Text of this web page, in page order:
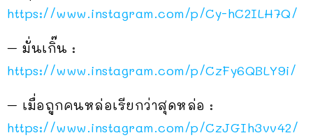
https://www.instagram.com/p/Cy-hC2ILH7Q/
– มั่นเกิ๊น :
https://www.instagram.com/p/CzFy6QBLY9i/
– เมื่อถูกคนหล่อเรียกว่าสุดหล่อ :
https://www.instagram.com/p/CzJGIh3vv42/